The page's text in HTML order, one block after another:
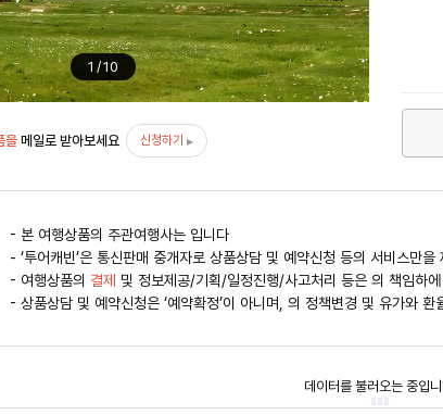
1 /10
을메일로 받아보세요 신청하기
- 본 여행상품의 주관여행사는 입니다
- ‘투어캐빈’은 통신판매 중개자로 상품상담 및 예약신청 등의 서비스만을
- 여행상품의 결제 및 정보제공/기획/일정진행/사고처리 등은 의 책임하
- 상품상담 및 예약신청은 ‘예약확정’이 아니며, 의 정책변경 및 유가와 환
데이터를 불러오는 중입